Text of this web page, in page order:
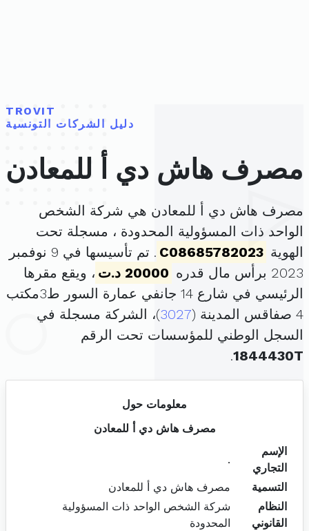
TROVIT
دليل الشركات التونسية
مصرف هاش دي أ للمعادن
مصرف هاش دي أ للمعادن هي شركة الشخص
الواحد ذات المسؤولية المحدودة ، مسجلة تحت
الهوية C08685782023
. تم تأسيسها في 9 نوفمبر
2023 برأس مال قدره
20000 د.ت
، ويقع مقرها
الرئيسي في شارع 14 جانفي عمارة السور ط3مكتب
4 صفاقس المدينة (
3027)، الشركة مسجلة في
السجل الوطني للمؤسسات تحت الرقم
1844430T
.
معلومات حول
مصرف هاش دي أ للمعادن
الإسم
التجاري
.
التسمية
مصرف هاش دي أ للمعادن
النظام
القانوني
شركة الشخص الواحد ذات المسؤولية
المحدودة